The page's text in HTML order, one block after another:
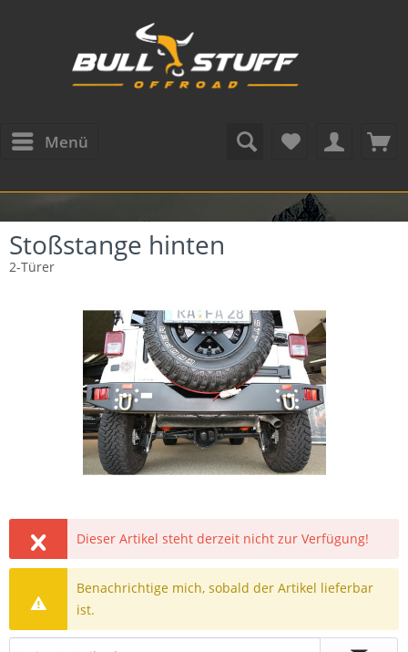
Menü
Stoßstange hinten
2-Türer
Dieser Artikel steht derzeit nicht zur Verfügung!
Benachrichtige mich, sobald der Artikel lieferbar
ist.